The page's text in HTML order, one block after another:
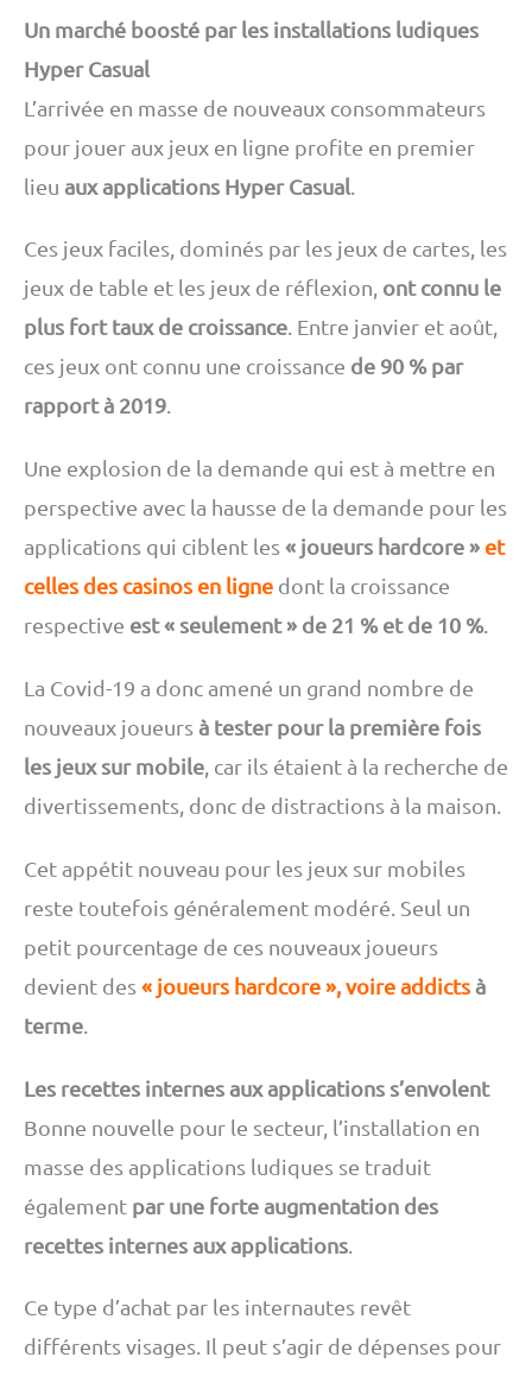
Un marché boosté par les installations ludiques
Hyper Casual
L’arrivée en masse de nouveaux consommateurs
pour jouer aux jeux en ligne profite en premier
lieu aux applications Hyper Casual
Ces jeux faciles, dominés par les jeux de cartes, les
jeux de table et les jeux de réflexion, ont connu le
plus fort taux de croissance. Entre janvier et août,
ces jeux ont connu une croissance de 90 % par
rapport à 2019.
Une explosion de la demande qui est à mettre en
perspective avec la hausse de la demande pour les
applications qui ciblent les« joueurs hardcore » et
celles des casinos en ligne dont la croissance
respective est « seulement » de 21 % et de 10 %.
La Covid-19 a donc amené un grand nombre de
nouveaux joueursà tester pour la première fois
les jeux sur mobile , car ils étaient à la recherche de
divertissements, donc de distractions à la maison.
Cet appétit nouveau pour les jeux sur mobiles
reste toutefois généralement modéré. Seul un
petit pourcentage de ces nouveaux joueurs
devient des« joueurs hardcore », voire addictsà
terme
Les recettes internes aux applications s’envolent
Bonne nouvelle pour le secteur, l’installation en
masse des applications ludiques se traduit
également par une forte augmentation des
recettes internes aux applications
Ce type d’achat par les internautes revêt
différents visages. Il peut s’agir de dépenses pour